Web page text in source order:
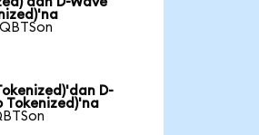
D-
Tokenized)'na